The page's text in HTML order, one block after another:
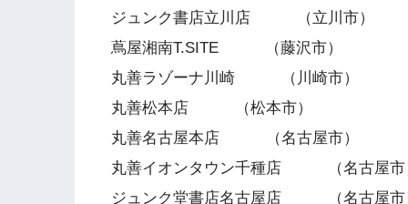
ジュンク書店立川店 （立川市）
蔦屋湘南T.SITE （藤沢市）
丸善ラゾーナ川崎 （川崎市）
丸善松本店 （松本市）
丸善名古屋本店 （名古屋市）
丸善イオンタウン千種店 （名古屋市
ジュンク堂書店名古屋店 （名古屋市